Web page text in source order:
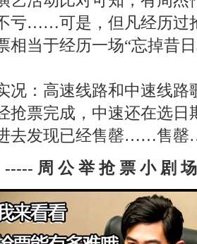
亏……可是，但凡经历过
相当于经历一场“忘掉昔
：高速线路和中速线路
抢票完成，中速还在选
进去发现已经售罄……
----- 周 公 举 抢 票 小 剧